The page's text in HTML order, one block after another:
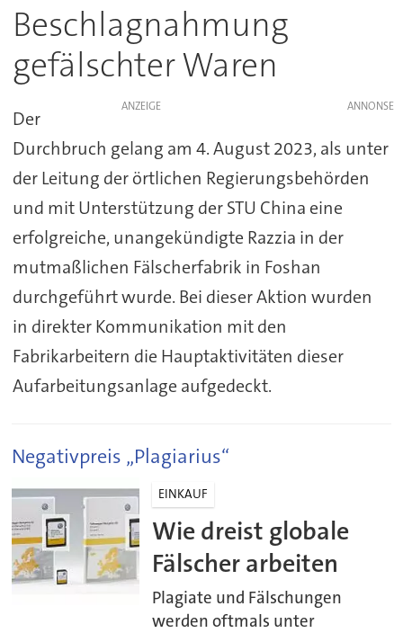
Beschlagnahmung
gefälschter Waren
ANZEIGE
Der
Durchbruch gelang am 4. August 2023, als unter
der Leitung der örtlichen Regierungsbehörden
und mit Unterstützung der STU China eine
erfolgreiche, unangekündigte Razzia in der
mutmaßlichen Fälscherfabrik in Foshan
durchgeführt wurde. Bei dieser Aktion wurden
in direkter Kommunikation mit den
Fabrikarbeitern die Hauptaktivitäten dieser
Aufarbeitungsanlage aufgedeckt.
Negativpreis „Plagiarius“
EINKAUF
Wie dreist globale
Fälscher arbeiten
Plagiate und Fälschungen
werden oftmals unter